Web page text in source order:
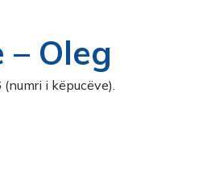
Oleg
i këpucëve).